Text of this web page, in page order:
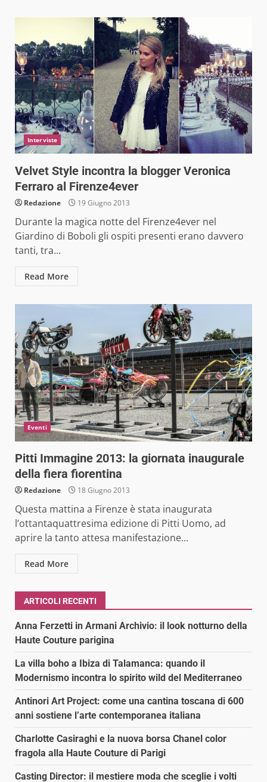
Interviste
Velvet Style incontra la blogger Veronica
Ferraro al Firenze4ever
Redazione 19 Giugno 2013
Durante la magica notte del Firenze4ever nel
Giardino di Boboli gli ospiti presenti erano davvero
tanti, tra...
Read More
Eventi
Pitti Immagine 2013: la giornata inaugurale
della fiera fiorentina
Redazione 18 Giugno 2013
Questa mattina a Firenze è stata inaugurata
l’ottantaquattresima edizione di Pitti Uomo, ad
aprire la tanto attesa manifestazione...
Read More
ARTICOLI RECENTI
Anna Ferzetti in Armani Archivio: il look notturno della
Haute Couture parigina
La villa boho a Ibiza di Talamanca: quando il
Modernismo incontra lo spirito wild del Mediterraneo
Antinori Art Project: come una cantina toscana di 600
anni sostiene l’arte contemporanea italiana
Charlotte Casiraghi e la nuova borsa Chanel color
fragola alla Haute Couture di Parigi
Casting Director: il mestiere moda che sceglie i volti